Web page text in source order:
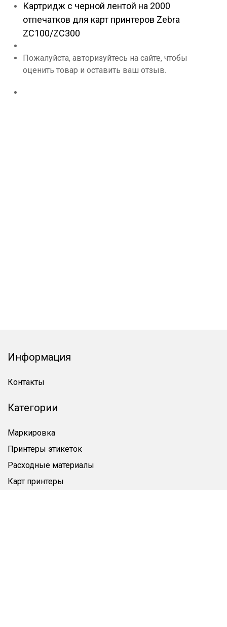
Картридж с черной лентой на 2000
отпечатков для карт принтеров Zebra
ZC100/ZC300
Пожалуйста, авторизуйтесь на сайте, чтобы
оценить товар и оставить ваш отзыв.
Информация
Контакты
Категории
Маркировка
Принтеры этикеток
Расходные материалы
Карт принтеры